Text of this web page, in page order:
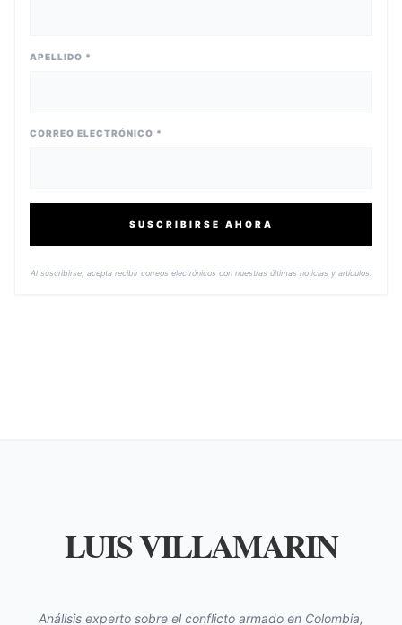
APELLIDO *
CORREO ELECTRÓNICO *
SUSCRIBIRSE AHORA
Al suscribirse, acepta recibir correos electrónicos con nuestras últimas noticias y artículos.
LUIS VILLAMARIN
Análisis experto sobre el conflicto armado en Colombia,